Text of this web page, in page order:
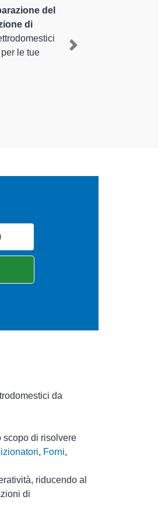
Ferno e provincia per quel
del corretto
da riparare
Next
da
scopo di risolvere
, Forni,
riducendo al
di